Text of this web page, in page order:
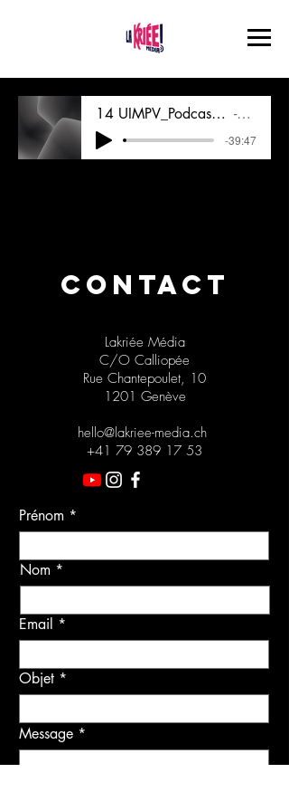
14 UIMPV_Podcast_14_Couples_LGBT_LS UIMPV
-39:47
CONTACT
Lakriée Média
C/O Calliopée
Rue Chantepoulet, 10
1201 Genève
hello@lakriee-media.ch
+41 79 389 17 53
Prénom
Nom
Email
Objet
Message